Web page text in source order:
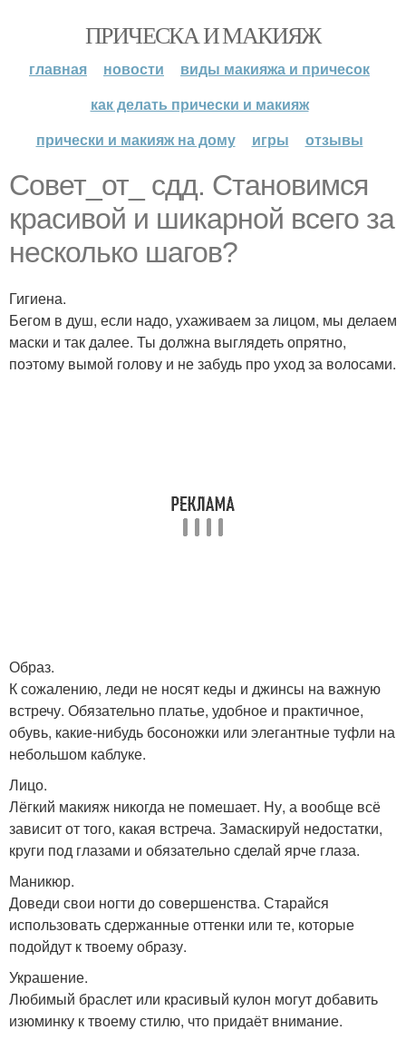
ПРИЧЕСКА И МАКИЯЖ
главная новости
виды макияжа и причесок
как делать прически и макияж
прически и макияж на дому
игры отзывы
Совет_от_ сдд. Становимся
красивой и шикарной всего за
несколько шагов?
Гигиена.
Бегом в душ, если надо, ухаживаем за лицом, мы делаем
маски и так далее. Ты должна выглядеть опрятно,
поэтому вымой голову и не забудь про уход за волосами.
Образ.
К сожалению, леди не носят кеды и джинсы на важную
встречу. Обязательно платье, удобное и практичное,
обувь, какие-нибудь босоножки или элегантные туфли на
небольшом каблуке.
Лицо.
Лёгкий макияж никогда не помешает. Ну, а вообще всё
зависит от того, какая встреча. Замаскируй недостатки,
круги под глазами и обязательно сделай ярче глаза.
Маникюр.
Доведи свои ногти до совершенства. Старайся
использовать сдержанные оттенки или те, которые
подойдут к твоему образу.
Украшение.
Любимый браслет или красивый кулон могут добавить
изюминку к твоему стилю, что придаёт внимание.